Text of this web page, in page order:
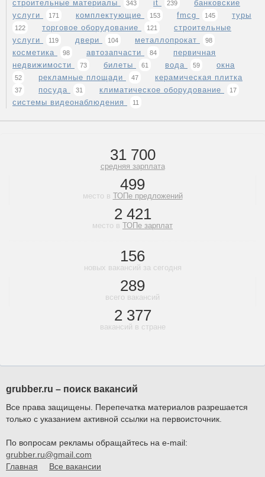
строительные материалы 343 it 239
банковские
услуги
171 комплектующие 153 fmcg 145 туры
122 торговое оборудование 121
строительные
услуги
119 двери 104 металлопрокат 98
косметика 98 автозапчасти 84
первичная
недвижимости
73 билеты 61 вода 59 окна
52 рекламные площади 47 керамическая плитка
37 посуда 31 климатическое оборудование 17
системы видеонаблюдения 11
31 700
средняя зарплата
499
место в ТОПе предложений
2 421
место в ТОПе зарплат
156
новых вакансий за сегодня
289
всего вакансий
2 377
вакансий в стране
grubber.ru – поиск вакансий
Все права защищены. Перепечатка материалов разрешается
только с указанием активной ссылки на первоисточник.
По вопросам рекламы обращайтесь на e-mail:
grubber.ru@gmail.com
Главная
Все вакансии